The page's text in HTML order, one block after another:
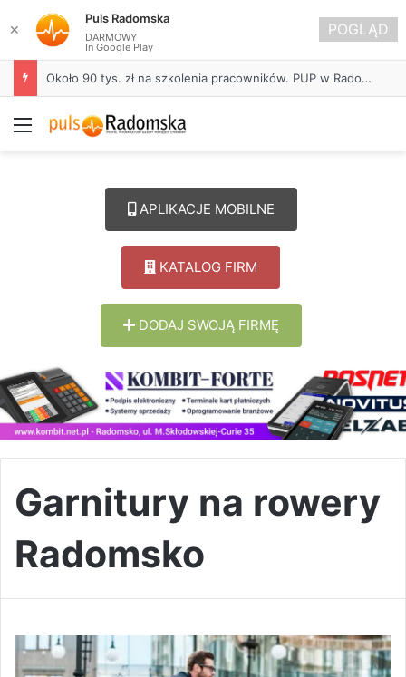
Około 90 tys. zł na szkolenia pracowników. PUP w Radomsku ogłasza nabór wniosków
Menu
APLIKACJE MOBILNE
KATALOG FIRM
DODAJ SWOJĄ FIRMĘ
Garnitury na rowery
Radomsko
✕
Puls Radomska
DARMOWY
In Google Play
POGLĄD